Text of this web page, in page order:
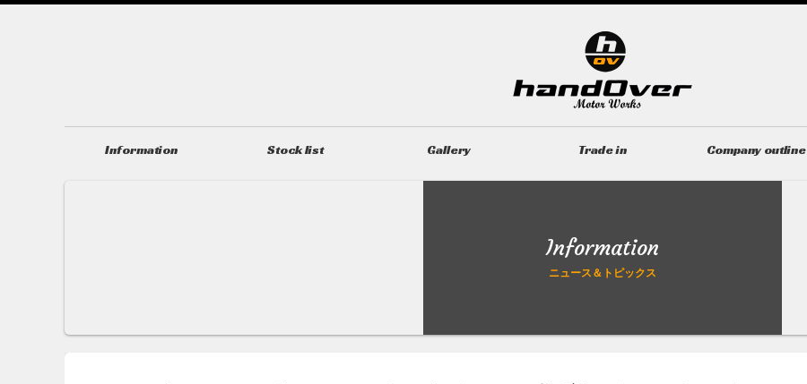
Information Stock list Gallery Trade in Company outline
Information
ニュース＆トピックス